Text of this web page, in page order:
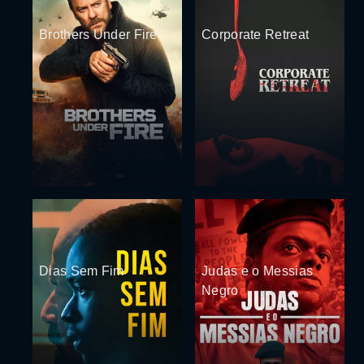
Brothers Under Fire Corporate Retreat
Dias Sem Fim
Judas e o Messias
Negro